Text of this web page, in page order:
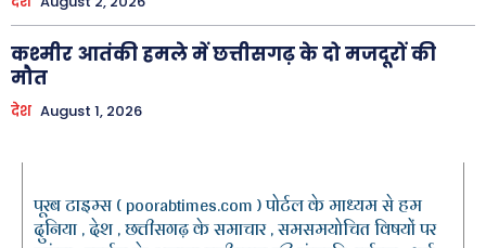
कश्मीर आतंकी हमले में छत्तीसगढ़ के दो मजदूरों की
मौत
देश August 1, 2026
पूरब टाइम्स ( poorabtimes.com ) पोर्टल के माध्यम से हम
दुनिया , देश , छत्तीसगढ़ के समाचार , समसमयोचित विषयों पर